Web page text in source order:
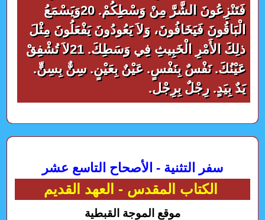
فَتَنْزِعُونَ الشَّرَّ مِنْ وَسْطِكُمْ. 20وَيَسْمَعُ
الْبَاقُونَ فَيَخَافُونَ، وَلاَ يَعُودُونَ يَفْعَلُونَ مِثْلَ
ذلِكَ الأَمْرِ الْخَبِيثِ فِي وَسَطِكَ. 21لاَ تُشْفِقْ
عَيْنُكَ. نَفْسٌ بِنَفْسٍ. عَيْنٌ بِعَيْنٍ. سِنٌّ بِسِنٍّ.
يَدٌ بِيَدٍ. رِجْلٌ بِرِجْل.
سفر التثنية - الأصحاح التاسع عشر
الكتاب المقدس - العهد القديم
موقع الموجة القبطية